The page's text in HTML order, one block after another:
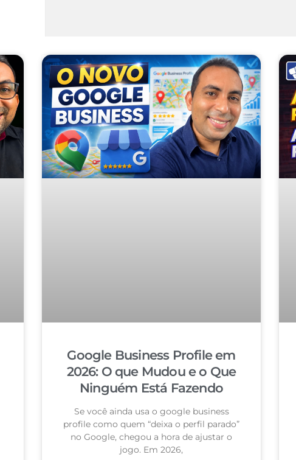
Google Business Profile em
2026: O que Mudou e o Que
Ninguém Está Fazendo
Se você ainda usa o google business
profile como quem “deixa o perfil parado”
no Google, chegou a hora de ajustar o
jogo. Em 2026,